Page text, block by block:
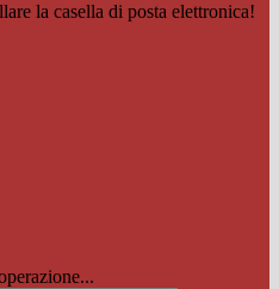
la casella di posta elettronica!